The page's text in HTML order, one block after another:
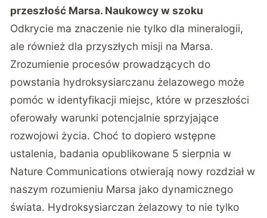
przeszłość Marsa. Naukowcy w szoku
Odkrycie ma znaczenie nie tylko dla mineralogii,
ale również dla przyszłych misji na Marsa.
Zrozumienie procesów prowadzących do
powstania hydroksysiarczanu żelazowego może
pomóc w identyfikacji miejsc, które w przeszłości
oferowały warunki potencjalnie sprzyjające
rozwojowi życia. Choć to dopiero wstępne
ustalenia, badania opublikowane 5 sierpnia w
Nature Communications otwierają nowy rozdział w
naszym rozumieniu Marsa jako dynamicznego
świata. Hydroksysiarczan żelazowy to nie tylko